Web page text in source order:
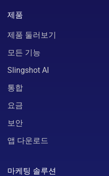
제품
제품 둘러보기
모든 기능
Slingshot AI
통합
요금
보안
앱 다운로드
마케팅 솔루션